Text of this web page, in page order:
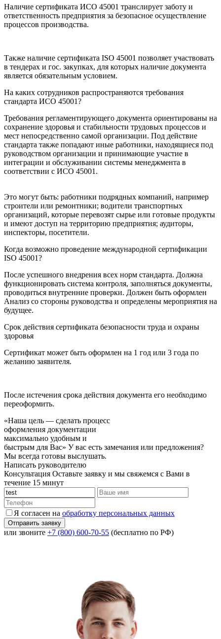
Наличие сертификата ИСО 45001 транслирует заботу и
ответственность предприятия за безопасное осуществление
процессов производства.
Также наличие сертификата ISO 45001 позволяет участвовать
в тендерах и гос. закупках, для которых наличие документа
является обязательным условием.
На каких сотрудников распространяются требования
стандарта ИСО 45001?
Требования регламентирующего документа ориентированы на
сохранение здоровья и стабильности трудовых процессов и
мест непосредственно самой организации. Под действие
стандарта также попадают иные работники, находящиеся под
руководством организации и принимающие участие в
интеграции и обслуживании системы менеджмента в
соответствии с ИСО 45001.
Это могут быть: работники подрядных компаний, например
строители или ремонтники; водители транспортных
организаций, которые перевозят сырье или готовые продукты
и имеют доступ на территорию предприятия; аудиторы,
инспекторы, посетители.
Когда возможно проведение международной сертификации
ISO 45001?
После успешного внедрения всех норм стандарта. Должна
функционировать система контроля, заполняться документы,
проводиться внутренние проверки. Должен быть оформлен
Анализ со стороны руководства и определены мероприятия на
будущее.
Срок действия сертификата безопасности труда и охраны
здоровья
Сертификат может быть оформлен на 1 год или 3 года по
желанию заявителя.
После истечения срока действия документа его необходимо
переоформить.
«Наша цель — сделать процесс
оформления документации
максимально удобным и
быстрым для Вас» У вас есть замечания или предложения?
Мы всегда готовы выслушать.
Написать руководителю
Консультация Оставьте заявку и мы свяжемся с Вами в
течение 15 минут
Я согласен на обработку персональных данных
или звоните +7 (800) 600-70-55 (бесплатно по РФ)